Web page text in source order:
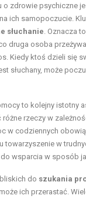
o zdrowie psychiczne
ich samopoczucie.
słuchanie . Oznacza
druga osoba
Kiedy ktoś dzieli się
słuchany, może
to kolejny istotny
różne rzeczy w
w codziennych
w
wsparcia w sposób
do szukania
ich przerastać.